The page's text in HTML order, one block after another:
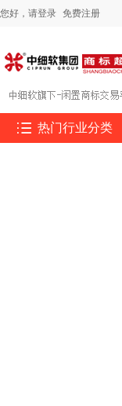
您好， 请登录 免费注册
 热门行业分类